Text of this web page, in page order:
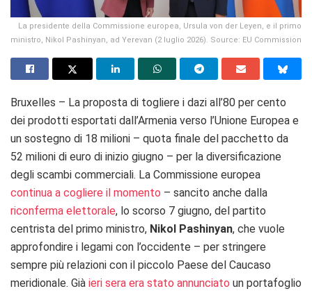
La presidente della Commissione europea, Ursula von der Leyen, e il primo
ministro, Nikol Pashinyan, ad Yerevan (2 luglio 2026). Source: EU Commission
Bruxelles – La proposta di togliere i dazi all’80 per cento
dei prodotti esportati dall’Armenia verso l’Unione Europea e
un sostegno di 18 milioni – quota finale del pacchetto da
52 milioni di euro di inizio giugno – per la diversificazione
degli scambi commerciali. La Commissione europea
continua a cogliere il momento – sancito anche dalla
riconferma elettorale, lo scorso 7 giugno, del partito
centrista del primo ministro, Nikol Pashinyan, che vuole
approfondire i legami con l’occidente – per stringere
sempre più relazioni con il piccolo Paese del Caucaso
meridionale. Già ieri sera era stato annunciato un portafoglio